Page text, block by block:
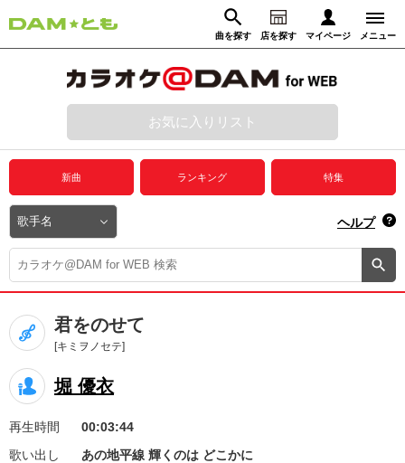
曲を探す 店を探す マイページ メニュー
動画からさがす 録音からさがす
ログイン
プレミアムサービス
DAM★とも動画
DAM★とも録音
カラオケ＠DAM
ユーザー検索
キャンペーン
お知らせ よくあるご質問
お気に入りリスト
新曲 ランキング 特集
ヘルプ
君をのせて
[キミヲノセテ]
堀 優衣
再生時間
00:03:44
歌い出し
あの地平線 輝くのは どこかに